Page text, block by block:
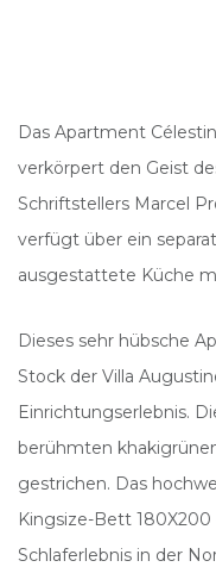
Das Apartment
verkörpert den Geist
Schriftstellers Marcel
verfügt über ein
ausgestattete Küche
Dieses sehr hübsche
Stock der Villa
Einrichtungserlebnis.
berühmten
gestrichen. Das
Kingsize-Bett
Schlaferlebnis in der